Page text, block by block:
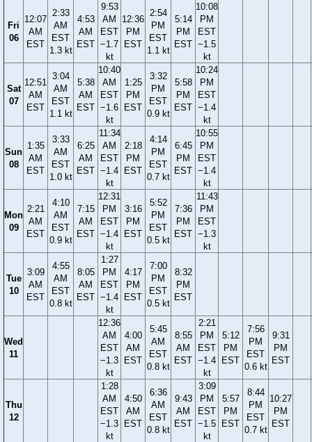
Fri
06
12:07
AM
EST
2:33
AM
EST
1.3 kt
4:53
AM
EST
9:53
AM
EST
−1.7
kt
12:36
PM
EST
2:54
PM
EST
1.1 kt
5:14
PM
EST
10:08
PM
EST
−1.5
kt
Sat
07
12:51
AM
EST
3:04
AM
EST
1.1 kt
5:38
AM
EST
10:40
AM
EST
−1.6
kt
1:25
PM
EST
3:32
PM
EST
0.9 kt
5:58
PM
EST
10:24
PM
EST
−1.4
kt
Sun
08
1:35
AM
EST
3:33
AM
EST
1.0 kt
6:25
AM
EST
11:34
AM
EST
−1.4
kt
2:18
PM
EST
4:14
PM
EST
0.7 kt
6:45
PM
EST
10:55
PM
EST
−1.4
kt
Mon
09
2:21
AM
EST
4:10
AM
EST
0.9 kt
7:15
AM
EST
12:31
PM
EST
−1.4
kt
3:16
PM
EST
5:52
PM
EST
0.5 kt
7:36
PM
EST
11:43
PM
EST
−1.3
kt
Tue
10
3:09
AM
EST
4:55
AM
EST
0.8 kt
8:05
AM
EST
1:27
PM
EST
−1.4
kt
4:17
PM
EST
7:00
PM
EST
0.5 kt
8:32
PM
EST
Wed
11
12:36
AM
EST
−1.3
kt
4:00
AM
EST
5:45
AM
EST
0.8 kt
8:55
AM
EST
2:21
PM
EST
−1.4
kt
5:12
PM
EST
7:56
PM
EST
0.6 kt
9:31
PM
EST
Thu
12
1:28
AM
EST
−1.3
kt
4:50
AM
EST
6:36
AM
EST
0.8 kt
9:43
AM
EST
3:09
PM
EST
−1.5
kt
5:57
PM
EST
8:44
PM
EST
0.7 kt
10:27
PM
EST